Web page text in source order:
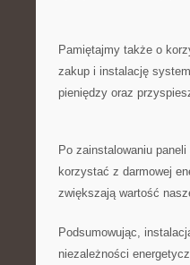
Pamiętajmy także o
zakup i ⁢instalację
pieniędzy oraz
Po zainstalowaniu
korzystać z ‌darmowej
zwiększają wartość
Podsumowując,
niezależności